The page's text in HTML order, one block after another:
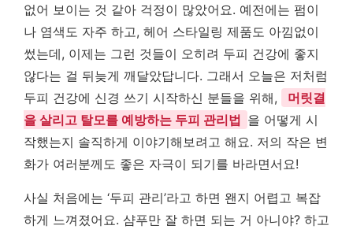
없어 보이는 것 같아 걱정이 많았어요. 예전에는 펌이
나 염색도 자주 하고, 헤어 스타일링 제품도 아낌없이
썼는데, 이제는 그런 것들이 오히려 두피 건강에 좋지
않다는 걸 뒤늦게 깨달았답니다. 그래서 오늘은 저처럼
두피 건강에 신경 쓰기 시작하신 분들을 위해,
머릿결
을 살리고 탈모를 예방하는 두피 관리법 을 어떻게 시
작했는지 솔직하게 이야기해보려고 해요. 저의 작은 변
화가 여러분께도 좋은 자극이 되기를 바라면서요!
사실 처음에는 ‘두피 관리’라고 하면 왠지 어렵고 복잡
하게 느껴졌어요. 샴푸만 잘 하면 되는 거 아니야? 하고